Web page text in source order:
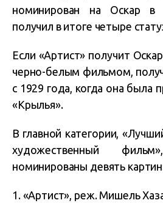
номинирован на Оскар в
получил в итоге четыре
Если «Артист» получит
черно-белым фильмом,
с 1929 года, когда она была
«Крылья».
В главной категории,
художественный
номинированы девять
1. «Артист», реж. Мишель